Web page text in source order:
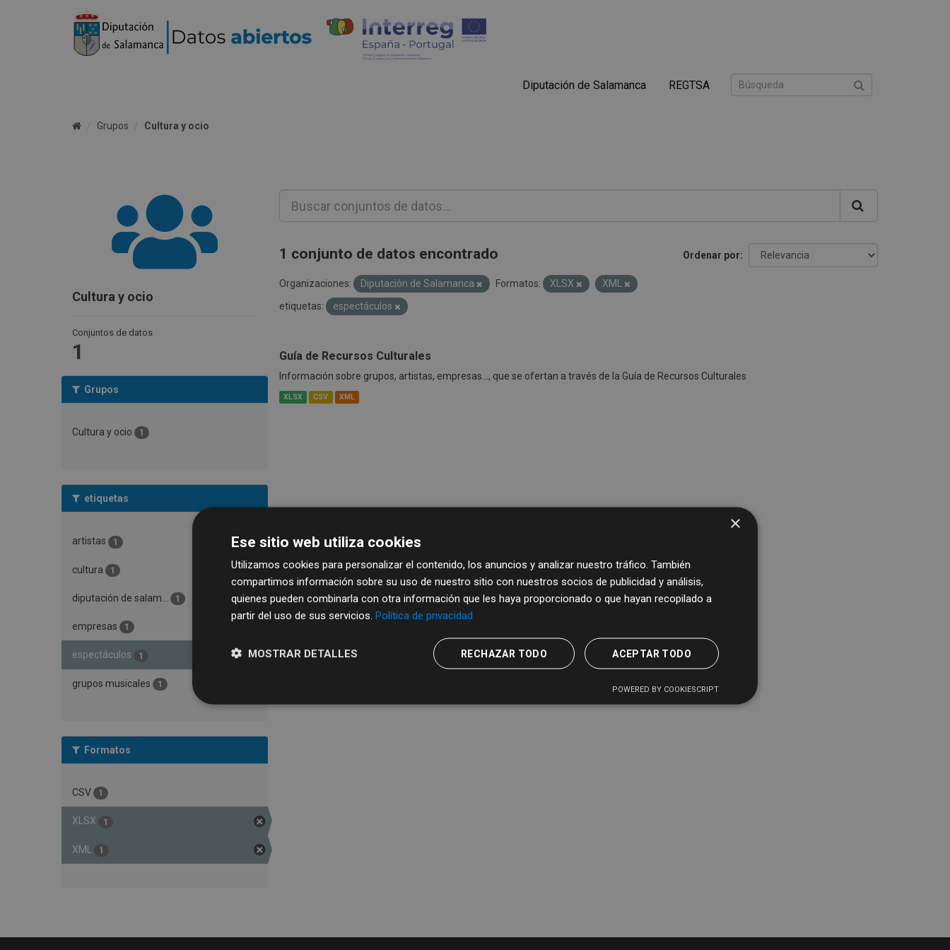
Diputación de Salamanca REGTSA
Grupos Cultura y ocio
Cultura y ocio
Conjuntos de datos
1
Grupos
Cultura y ocio 1
etiquetas
artistas 1
cultura 1
diputación de salam... 1
empresas 1
espectáculos 1
grupos musicales 1
Formatos
CSV 1
XLSX 1
XML 1
Ordenar por
1 conjunto de datos encontrado
Organizaciones: Diputación de Salamanca Formatos: XLSX
XML
etiquetas:
espectáculos
Guía de Recursos Culturales
Información sobre grupos, artistas, empresas..., que se ofertan a través de la Guía de Recursos Culturales
XLSX CSV XML
×
Ese sitio web utiliza cookies
Utilizamos cookies para personalizar el contenido, los anuncios y analizar nuestro tráfico. También
compartimos información sobre su uso de nuestro sitio con nuestros socios de publicidad y análisis,
quienes pueden combinarla con otra información que les haya proporcionado o que hayan recopilado a
partir del uso de sus servicios. Política de privacidad
ACEPTAR TODO
RECHAZAR TODO
MOSTRAR DETALLES
POWERED BY COOKIESCRIPT